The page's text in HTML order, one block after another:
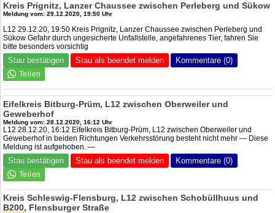
Kreis Prignitz, Lanzer Chaussee zwischen Perleberg und Sükow
Meldung vom: 29.12.2020, 19:50 Uhr
L12 29.12.20, 19:50 Kreis Prignitz, Lanzer Chaussee zwischen Perleberg und
Sükow Gefahr durch ungesicherte Unfallstelle, angefahrenes Tier, fahren Sie
bitte besonders vorsichtig
Stau bestätigen Stau als beendet melden Kommentare (0)
Eifelkreis Bitburg-Prüm, L12 zwischen Oberweiler und
Geweberhof
Meldung vom: 28.12.2020, 16:12 Uhr
L12 28.12.20, 16:12 Eifelkreis Bitburg-Prüm, L12 zwischen Oberweiler und
Geweberhof in beiden Richtungen Verkehrsstörung besteht nicht mehr — Diese
Meldung ist aufgehoben. —
Stau bestätigen Stau als beendet melden Kommentare (0)
Kreis Schleswig-Flensburg, L12 zwischen Schobüllhuus und
B200, Flensburger Straße